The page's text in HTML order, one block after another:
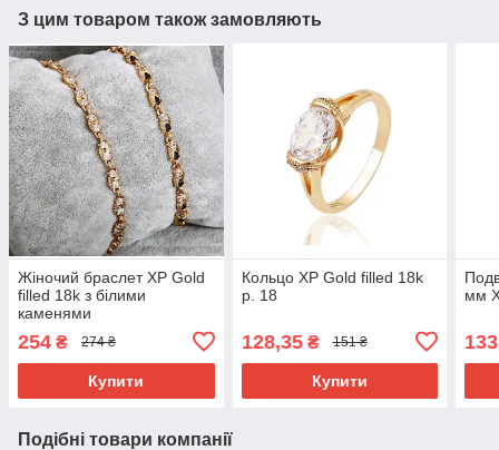
З цим товаром також замовляють
Жіночий браслет ХР Gold
filled 18k з білими
каменями
254 ₴ 274 ₴
Купити
Кольцо ХР Gold filled 18k
р. 18
128,35₴ 151 ₴
Купити
мм
Подібні товари компанії